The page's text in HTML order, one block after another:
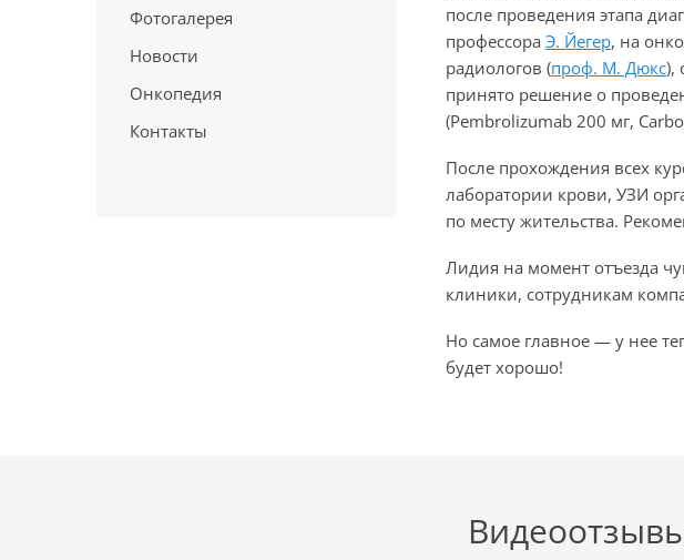
после проведения этапа
профессора Э. Йегер, на
радиологов (проф. М. Дюкс),
принято решение о
(Pembrolizumab 200 мг,
После прохождения всех
лаборатории крови, УЗИ
по месту жительства.
Лидия на момент отъезда
клиники, сотрудникам
Но самое главное — у нее
будет хорошо!
Фотогалерея
Новости
Онкопедия
Контакты